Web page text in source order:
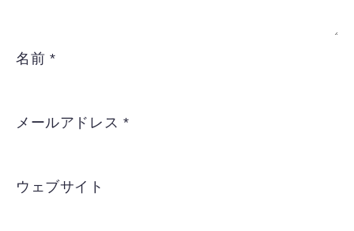
名前 *
メールアドレス *
ウェブサイト